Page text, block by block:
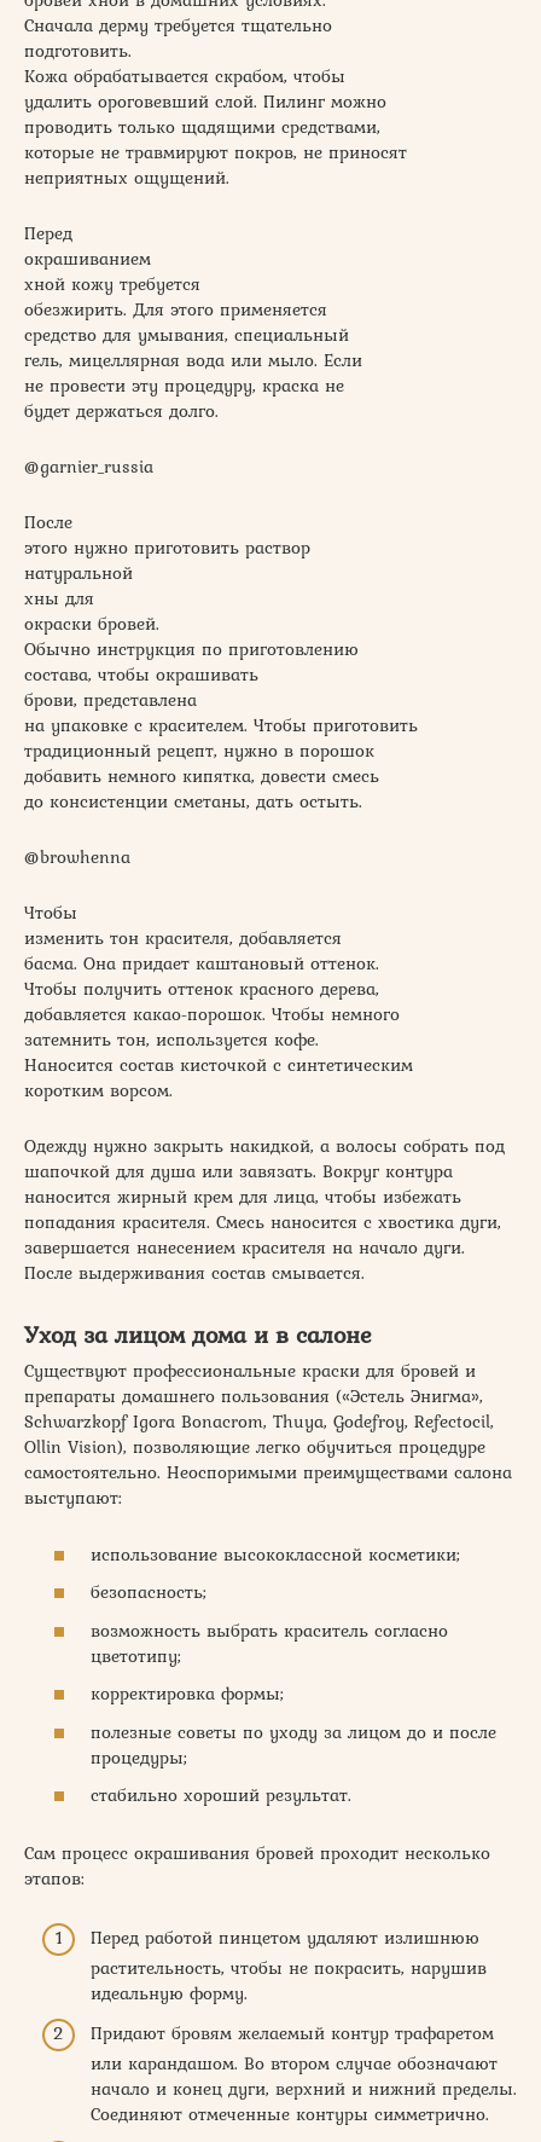
Сначала дерму требуется тщательно
подготовить.
Кожа обрабатывается скрабом, чтобы
удалить ороговевший слой. Пилинг можно
проводить только щадящими средствами,
которые не травмируют покров, не приносят
неприятных ощущений.
Перед
окрашиванием
хной кожу требуется
обезжирить. Для этого применяется
средство для умывания, специальный
гель, мицеллярная вода или мыло. Если
не провести эту процедуру, краска не
будет держаться долго.
@garnier_russia
После
этого нужно приготовить раствор
натуральной
хны для
окраски бровей.
Обычно инструкция по приготовлению
состава, чтобы окрашивать
брови, представлена
на упаковке с красителем. Чтобы приготовить
традиционный рецепт, нужно в порошок
добавить немного кипятка, довести смесь
до консистенции сметаны, дать остыть.
@browhenna
Чтобы
изменить тон красителя, добавляется
басма. Она придает каштановый оттенок.
Чтобы получить оттенок красного дерева,
добавляется какао-порошок. Чтобы немного
затемнить тон, используется кофе.
Наносится состав кисточкой с синтетическим
коротким ворсом.
Одежду нужно закрыть накидкой, а волосы собрать под
шапочкой для душа или завязать. Вокруг контура
наносится жирный крем для лица, чтобы избежать
попадания красителя. Смесь наносится с хвостика дуги,
завершается нанесением красителя на начало дуги.
После выдерживания состав смывается.
Уход за лицом дома и в салоне
Существуют профессиональные краски для бровей и
препараты домашнего пользования («Эстель Энигма»,
Schwarzkopf Igora Bonacrom, Thuya, Godefroy, Refectocil,
Ollin Vision), позволяющие легко обучиться процедуре
самостоятельно. Неоспоримыми преимуществами салона
выступают:
использование высококлассной косметики;
безопасность;
возможность выбрать краситель согласно
цветотипу;
корректировка формы;
полезные советы по уходу за лицом до и после
процедуры;
стабильно хороший результат.
Сам процесс окрашивания бровей проходит несколько
этапов:
Перед работой пинцетом удаляют излишнюю
растительность, чтобы не покрасить, нарушив
идеальную форму.
Придают бровям желаемый контур трафаретом
или карандашом. Во втором случае обозначают
начало и конец дуги, верхний и нижний пределы.
Соединяют отмеченные контуры симметрично.